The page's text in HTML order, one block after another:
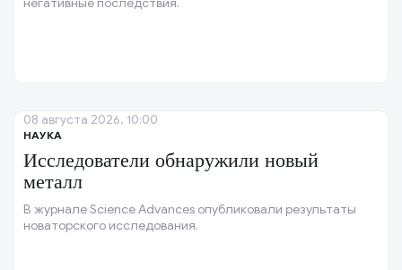
негативные последствия.
НАУКА
Исследователи обнаружили новый
металл
В журнале Science Advances опубликовали результаты
новаторского исследования.
08 августа 2026, 10:00